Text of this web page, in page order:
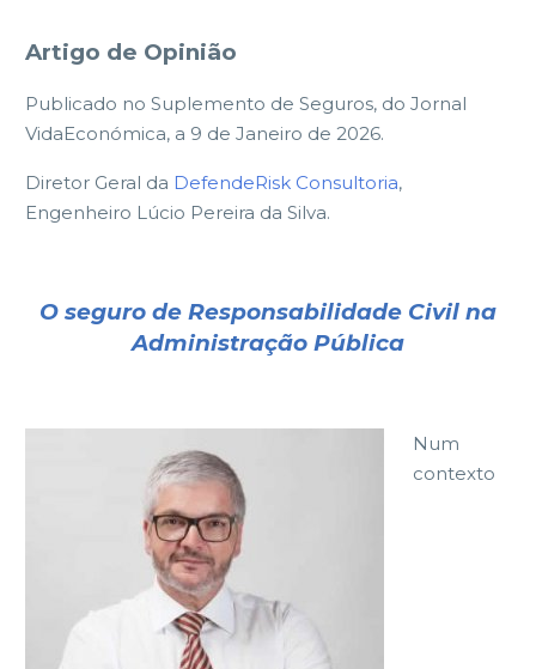
Artigo de Opinião
Publicado no Suplemento de Seguros, do Jornal
VidaEconómica, a 9 de Janeiro de 2026.
Diretor Geral da DefendeRisk Consultoria,
Engenheiro Lúcio Pereira da Silva.
O seguro de Responsabilidade Civil na
Administração Pública
Num
contexto